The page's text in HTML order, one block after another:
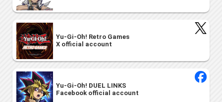
Yu-Gi-Oh! Retro Games
X official account
Yu-Gi-Oh! DUEL LINKS
Facebook official account